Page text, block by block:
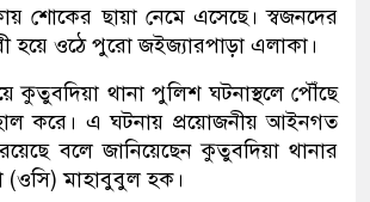
শোকের ছায়া নেমে এসেছে। স্বজনদের
হয়ে ওঠে পুরো জইজ্যারপাড়া এলাকা।
কুতুবদিয়া থানা পুলিশ ঘটনাস্থলে পৌঁছে
করে। এ ঘটনায় প্রয়োজনীয় আইনগত
বলে জানিয়েছেন কুতুবদিয়া থানার
(ওসি) মাহাবুবুল হক।